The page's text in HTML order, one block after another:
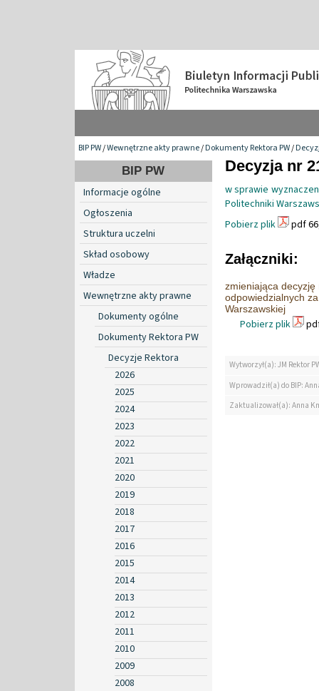
BIP PW/Wewnętrzne akty prawne/Dokumenty Rektora PW/
BIP PW
Informacje ogólne
Ogłoszenia
Struktura uczelni
Skład osobowy
Władze
Wewnętrzne akty prawne
Dokumenty ogólne
Dokumenty Rektora PW
Decyzje Rektora
2026
2025
2024
2023
2022
2021
2020
2019
2018
2017
2016
2015
2014
2013
2012
2011
2010
2009
2008
Decyzja nr
w sprawie
Politechniki
Pobierz plik
pdf
Załączniki:
zmieniająca
odpowiedzialnych
Warszawskiej
Pobierz plik
Wytworzył(a): JM Rektor
Wprowadził(a) do BIP:
Zaktualizował(a): Anna